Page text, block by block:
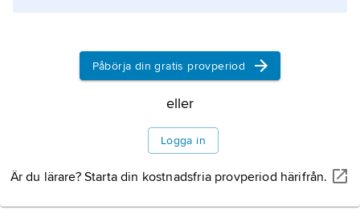
rät vinkel
Information om artikeln
Påbörja din gratis provperiod
eller
Logga in
Är du lärare? Starta din kostnadsfria provperiod härifrån.